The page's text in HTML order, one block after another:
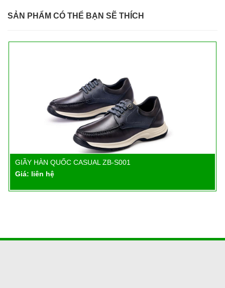
SẢN PHẨM CÓ THỂ BẠN SẼ THÍCH
Chi tiết
GIẦY HÀN QUỐC CASUAL ZB-S001
Giá: liên hệ